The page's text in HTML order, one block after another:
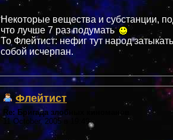
Некоторые вещества и субстанции,
что лучше 7 раз подумать
То Флейтист: нефиг тут народ
собой исчерпан.
Флейтист
Re: Бригада злобных киноманов
11 October, 2005 в 19:49